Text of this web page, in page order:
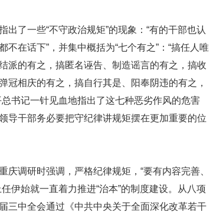
了一些“不守政治规矩”的现象：“有的干部也认
在话下”，并集中概括为“七个有之”：“搞任人唯
派的有之，搞匿名诬告、制造谣言的有之，搞收
冠相庆的有之，搞自行其是、阳奉阴违的有之，
书记一针见血地指出了这七种恶劣作风的危害
导干部务必要把守纪律讲规矩摆在更加重要的位
庆调研时强调，严格纪律规矩，“要有内容完善、
伊始就一直着力推进“治本”的制度建设。从八项
三中全会通过《中共中央关于全面深化改革若干